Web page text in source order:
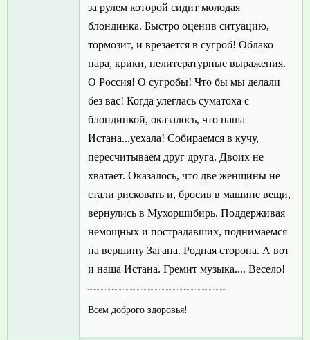
за рулем которой сидит молодая
блондинка. Быстро оценив ситуацию,
тормозит, и врезается в сугроб! Облако
пара, крики, нелитературные выражения.
О Россия! О сугробы! Что бы мы делали
без вас! Когда улеглась суматоха с
блондинкой, оказалось, что наша
Истана...уехала! Собираемся в кучу,
пересчитываем друг друга. Двоих не
хватает. Оказалось, что две женщины не
стали рисковать и, бросив в машине вещи,
вернулись в Мухоршибирь. Поддерживая
немощных и пострадавших, поднимаемся
на вершину Загана. Родная сторона. А вот
и наша Истана. Гремит музыка.... Весело!
Всем доброго здоровья!